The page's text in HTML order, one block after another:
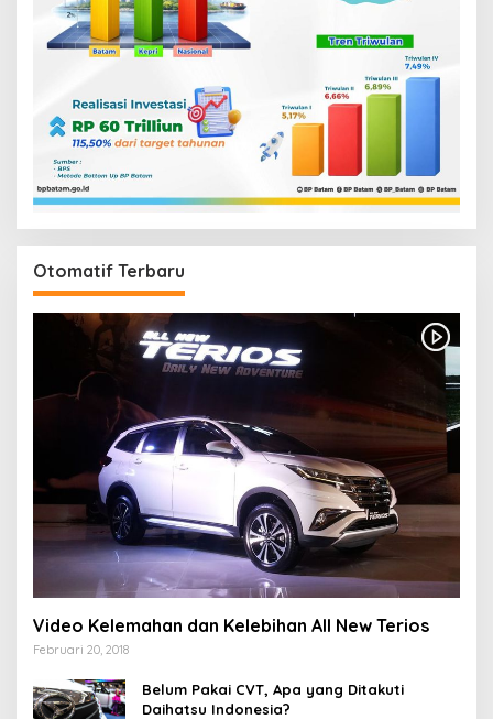
Otomatif Terbaru
Video Kelemahan dan Kelebihan All New Terios
Februari 20, 2018
Belum Pakai CVT, Apa yang Ditakuti
Daihatsu Indonesia?